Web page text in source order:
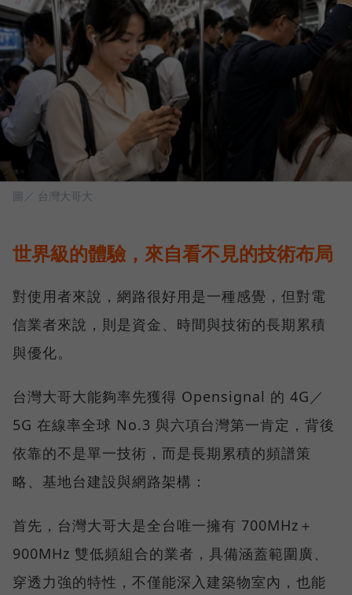
圖／ 台灣大哥大
世界級的體驗，來自看不見的技術布局
對使用者來說，網路很好用是一種感覺，但對電
信業者來說，則是資金、時間與技術的長期累積
與優化。
台灣大哥大能夠率先獲得 Opensignal 的 4G／
5G 在線率全球 No.3 與六項台灣第一肯定，背後
依靠的不是單一技術，而是長期累積的頻譜策
略、基地台建設與網路架構：
首先，台灣大哥大是全台唯一擁有 700MHz＋
900MHz 雙低頻組合的業者，具備涵蓋範圍廣、
穿透力強的特性，不僅能深入建築物室內，也能